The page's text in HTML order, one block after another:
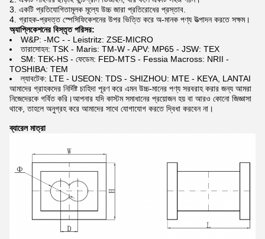
একটি প্রতিযোগিতামূলক মূল্যে উচ্চ জারা প্রতিরোধের প্রস্তাব.
গ্রাহক-প্রদত্ত স্পেসিফিকেশনের উপর ভিত্তি করে অ-মানক পণ্য উত্পাদন করতে সক্ষম।
অ্যাপ্লিকেশনের বিস্তৃত পরিসর:
W&P: -MC - - Leistritz: ZSE-MICRO
তারাসোহন: TSK - Maris: TM-W - APV: MP65 - JSW: TEX
SM: TEK-HS - ফেডেম: FED-MTS - Fessia Macross: NRII -
TOSHIBA: TEM
ল্যাবটেক: LTE - USEON: TDS - SHIZHOU: MTE - KEYA, LANTAI
আমাদের গ্রাহকদের নির্দিষ্ট চাহিদা পূরণ করে এমন উচ্চ-মানের পণ্য সরবরাহ করার জন্য আমরা
নিজেদেরকে গর্বিত করি।আপনার যদি কাস্টম সমাধানের প্রয়োজন হয় বা আরও কোনো জিজ্ঞাসা
থাকে, তাহলে অনুগ্রহ করে আমাদের সাথে যোগাযোগ করতে দ্বিধা করবেন না।
ব্যারেল মাত্রা